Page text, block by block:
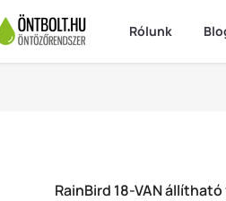
Rólunk
RainBird 18-VAN